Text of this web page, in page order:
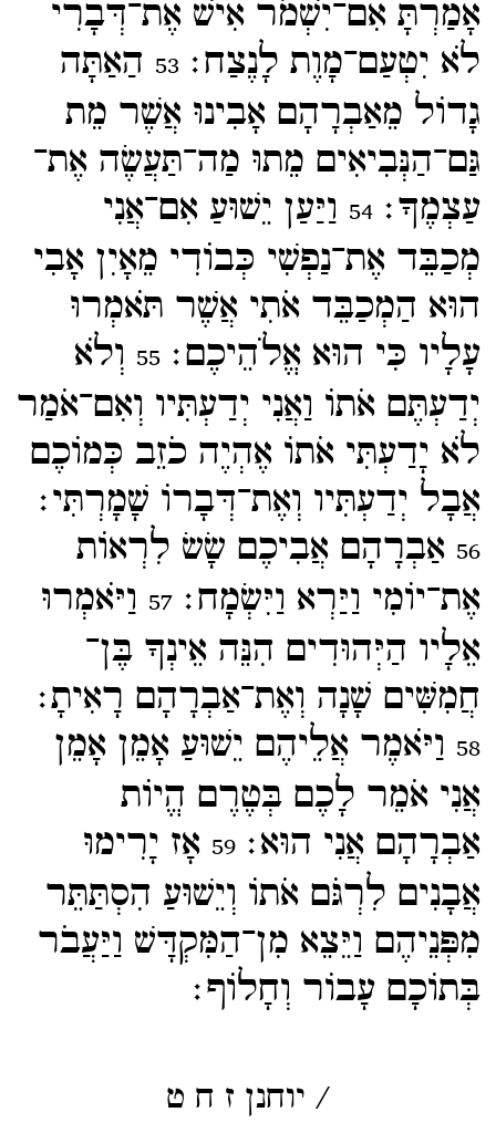
אָמַרְתָּ אִם־​יִשְׁמֹר אִישׁ אֶת־​דְּבָרִי
לֹא יִטְעַם־​מָוֶת לָנֶצַח׃53 הַאַתָּה
גָדוֹל מֵאַבְרָהָם אָבִינוּ אֲשֶׁר מֵת
גַּם־​הַנְּבִיאִים מֵתוּ מַה־​תַּעֲשֶׂה אֶת־​
עַצְמֶךָ׃54 וַיַּעַן יֵשׁוּעַ אִם־​אֲנִי
מְכַבֵּד אֶת־​נַפְשִׁי כְּבוֹדִי מֵאָיִן אָבִי
הוּא הַמְכַבֵּד אֹתִי אֲשֶׁר תֹּאמְרוּ
עָלָיו כִּי הוּא אֱלֹהֵיכֶם׃55 וְלֹא
יְדַעְתֶּם אֹתוֹ וַאֲנִי יְדַעְתִּיו וְאִם־​אֹמַר
לֹא יָדַעְתִּי אֹתוֹ אֶהְיֶה כֹזֵב כְּמוֹכֶם
אֲבָל יְדַעְתִּיו וְאֶת־​דְּבָרוֹ שָׁמָרְתִּי׃
56 אַבְרָהָם אֲבִיכֶם שָׂשׂ לִרְאוֹת
אֶת־​יוֹמִי וַיַּרְא וַיִּשְׂמָח׃57 וַיֹּאמְרוּ
אֵלָיו הַיְּהוּדִים הִנֵּה אֵינְךָ בֶּן־​
חֲמִשִּׁים שָׁנָה וְאֶת־​אַבְרָהָם רָאִיתָ׃
58 וַיֹּאמֶר אֲלֵיהֶם יֵשׁוּעַ אָמֵן אָמֵן
אֲנִי אֹמֵר לָכֶם בְּטֶרֶם הֱיוֹת
אַבְרָהָם אֲנִי הוּא׃59 אָז יָרִימוּ
אֲבָנִים לִרְגֹּם אֹתוֹ וְיֵשׁוּעַ הִסְתַּתֵּר
מִפְּנֵיהֶם וַיֵּצֵא מִן־​הַמִּקְדָּשׁ וַיַּעֲבֹר
בְּתוֹכָם עָבוֹר וְחָלוֹף׃
/ יוחנן ז ח ט